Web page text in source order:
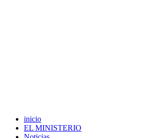
inicio
EL MINISTERIO